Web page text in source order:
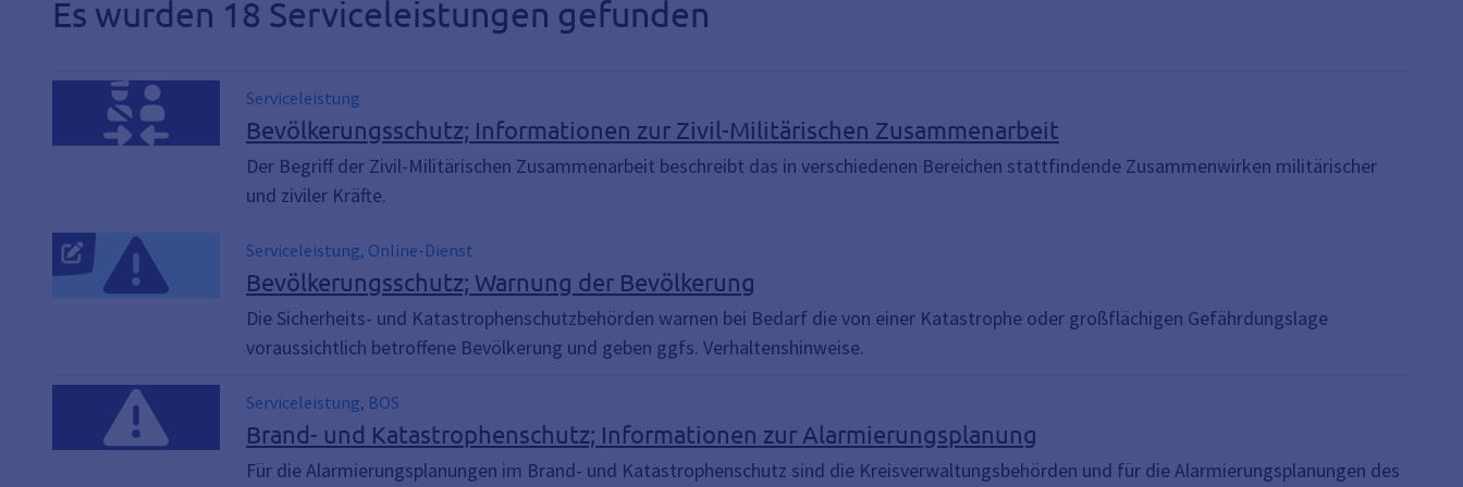
Es wurden 18 Serviceleistungen gefunden
Serviceleistung
Bevölkerungsschutz; Informationen zur Zivil-Militärischen Zusammenarbeit
Der Begriff der Zivil-Militärischen Zusammenarbeit beschreibt das in verschiedenen Bereichen stattfindende Zusammenwirken militärischer
und ziviler Kräfte.
Serviceleistung, Online-Dienst
Bevölkerungsschutz; Warnung der Bevölkerung
Die Sicherheits- und Katastrophenschutzbehörden warnen bei Bedarf die von einer Katastrophe oder großflächigen Gefährdungslage
voraussichtlich betroffene Bevölkerung und geben ggfs. Verhaltenshinweise.
Serviceleistung, BOS
Brand- und Katastrophenschutz; Informationen zur Alarmierungsplanung
Für die Alarmierungsplanungen im Brand- und Katastrophenschutz sind die Kreisverwaltungsbehörden und für die Alarmierungsplanungen des